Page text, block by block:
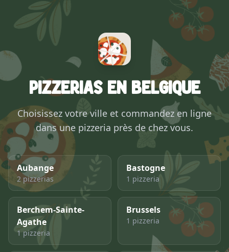
Pizzerias en Belgique
Choisissez votre ville et commandez en ligne
dans une pizzeria près de chez vous.
Aubange
2 pizzerias
Bastogne
1 pizzeria
Berchem-Sainte-
Agathe
1 pizzeria
Brussels
1 pizzeria